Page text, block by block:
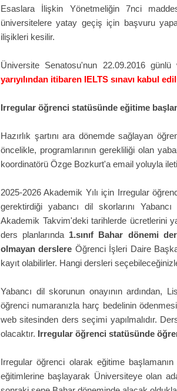
Esaslara İlişkin Yönetmeliğin 7nci
üniversitelere yatay geçiş için başvuru
ilişikleri kesilir.
Üniversite Senatosu'nun 22.09.2016
yarıyılından itibaren IELTS sınavı kabul
Irregular öğrenci statüsünde eğitime
Hazırlık şartını ara dönemde sağlayan
öncelikle, programlarının gerekliliği olan
koordinatörü Özge Bozkurt'a email yoluyla
2025-2026 Akademik Yılı için Irregular
gerektirdiği yabancı dil skorlarını
Akademik Takvim'deki tarihlerde ücretlerini
ders planlarında 1.sınıf Bahar dönemi
olmayan derslere Öğrenci İşleri Daire
kayıt olabilirler. Hangi dersleri
Yabancı dil skorunun onayının ardından,
öğrenci numaranızla harç bedelinin
web sitesinden ders seçimi yapılmalıdır.
olacaktır. Irregular öğrenci statüsünde
Irregular öğrenci olarak eğitime
eğitimlerine başlayarak Üniversiteye olan